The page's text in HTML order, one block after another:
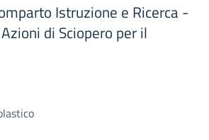
Istruzione e Ricerca -
di Sciopero per il